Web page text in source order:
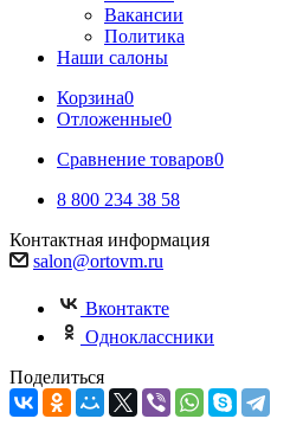
Вакансии
Политика
Наши салоны
Корзина0
Отложенные0
Сравнение товаров0
8 800 234 38 58
Контактная информация
salon@ortovm.ru
Вконтакте
Одноклассники
Поделиться